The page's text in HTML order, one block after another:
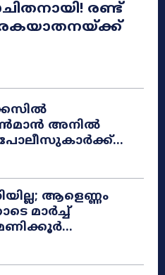
രണ്ട്
നരകയാതനയ്ക്ക്
അനിൽ
പോലീസുകാർക്ക്...
ആളെണ്ണം
മാർച്ച്